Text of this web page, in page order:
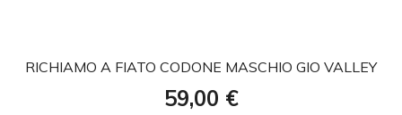
RICHIAMO A FIATO CODONE MASCHIO GIO VALLEY
Prezzo
59,00 €